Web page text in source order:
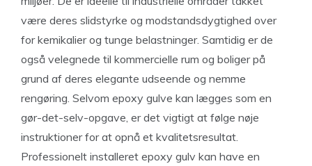
være deres slidstyrke og modstandsdygtighed over
for kemikalier og tunge belastninger. Samtidig er de
også velegnede til kommercielle rum og boliger på
grund af deres elegante udseende og nemme
rengøring. Selvom epoxy gulve kan lægges som en
gør-det-selv-opgave, er det vigtigt at følge nøje
instruktioner for at opnå et kvalitetsresultat.
Professionelt installeret epoxy gulv kan have en